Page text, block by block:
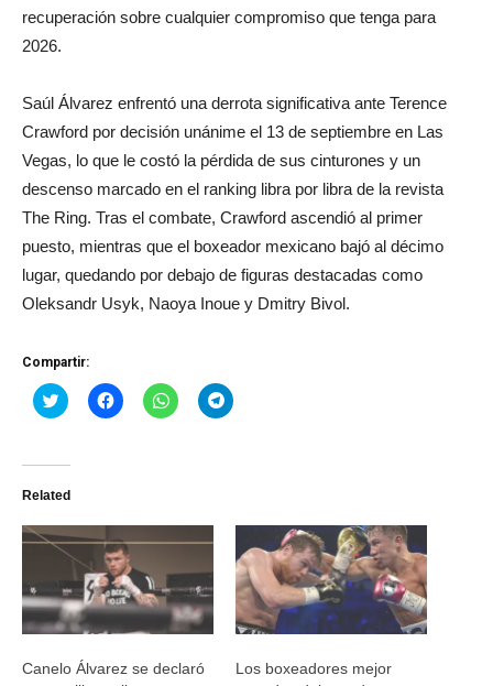
recuperación sobre cualquier compromiso que tenga para
2026.
Saúl Álvarez enfrentó una derrota significativa ante Terence
Crawford por decisión unánime el 13 de septiembre en Las
Vegas, lo que le costó la pérdida de sus cinturones y un
descenso marcado en el ranking libra por libra de la revista
The Ring. Tras el combate, Crawford ascendió al primer
puesto, mientras que el boxeador mexicano bajó al décimo
lugar, quedando por debajo de figuras destacadas como
Oleksandr Usyk, Naoya Inoue y Dmitry Bivol.
Compartir:
Haz
clic
Twitter
abre
una
ventana
nueva)
Haz
clic
una
ventana
nueva)
Haz
clic
una
ventana
Haz
clic
una
ventana
nueva)
Related
Canelo Álvarez se declaró
Los boxeadores mejor